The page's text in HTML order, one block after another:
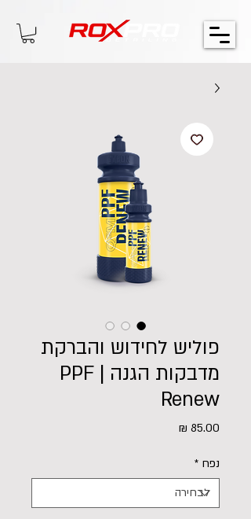
פוליש לחידוש והברקת
מדבקות הגנה | PPF
Renew
נפח *